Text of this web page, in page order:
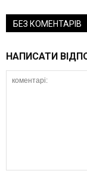
БЕЗ КОМЕНТАРІВ
НАПИСАТИ